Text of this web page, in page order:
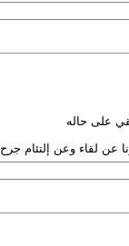
على حاله
عن لقاء وعن إلتئام جرح